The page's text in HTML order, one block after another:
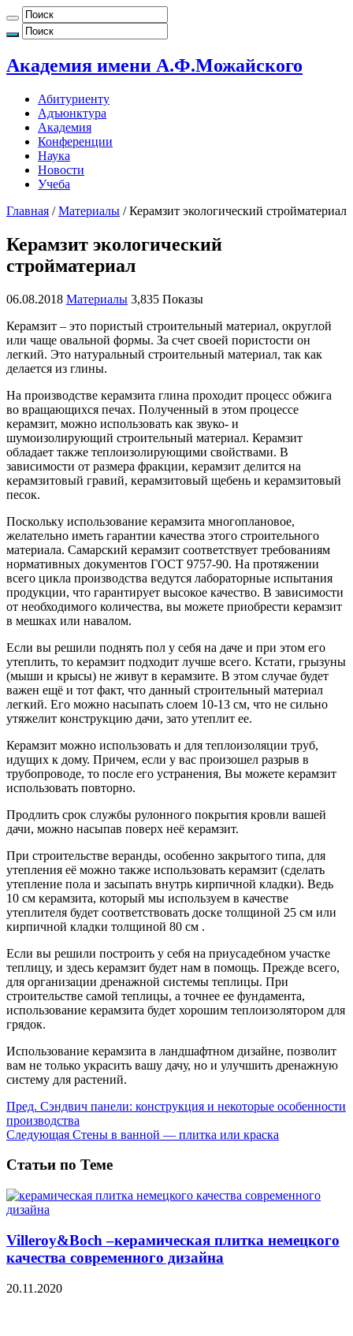
Академия имени А.Ф.Можайского
Абитуриенту
Адъюнктура
Академия
Конференции
Наука
Новости
Учеба
Главная / Материалы / Керамзит экологический стройматериал
Керамзит экологический
стройматериал
06.08.2018 Материалы 3,835 Показы
Керамзит – это пористый строительный материал, округлой
или чаще овальной формы. За счет своей пористости он
легкий. Это натуральный строительный материал, так как
делается из глины.
На производстве керамзита глина проходит процесс обжига
во вращающихся печах. Полученный в этом процессе
керамзит, можно использовать как звуко- и
шумоизолирующий строительный материал. Керамзит
обладает также теплоизолирующими свойствами. В
зависимости от размера фракции, керамзит делится на
керамзитовый гравий, керамзитовый щебень и керамзитовый
песок.
Поскольку использование керамзита многоплановое,
желательно иметь гарантии качества этого строительного
материала. Самарский керамзит соответствует требованиям
нормативных документов ГОСТ 9757-90. На протяжении
всего цикла производства ведутся лабораторные испытания
продукции, что гарантирует высокое качество. В зависимости
от необходимого количества, вы можете приобрести керамзит
в мешках или навалом.
Если вы решили поднять пол у себя на даче и при этом его
утеплить, то керамзит подходит лучше всего. Кстати, грызуны
(мыши и крысы) не живут в керамзите. В этом случае будет
важен ещё и тот факт, что данный строительный материал
легкий. Его можно насыпать слоем 10-13 см, что не сильно
утяжелит конструкцию дачи, зато утеплит ее.
Керамзит можно использовать и для теплоизоляции труб,
идущих к дому. Причем, если у вас произошел разрыв в
трубопроводе, то после его устранения, Вы можете керамзит
использовать повторно.
Продлить срок службы рулонного покрытия кровли вашей
дачи, можно насыпав поверх неё керамзит.
При строительстве веранды, особенно закрытого типа, для
утепления её можно также использовать керамзит (сделать
утепление пола и засыпать внутрь кирпичной кладки). Ведь
10 см керамзита, который мы используем в качестве
утеплителя будет соответствовать доске толщиной 25 см или
кирпичной кладки толщиной 80 см .
Если вы решили построить у себя на приусадебном участке
теплицу, и здесь керамзит будет нам в помощь. Прежде всего,
для организации дренажной системы теплицы. При
строительстве самой теплицы, а точнее ее фундамента,
использование керамзита будет хорошим теплоизолятором для
грядок.
Использование керамзита в ландшафтном дизайне, позволит
вам не только украсить вашу дачу, но и улучшить дренажную
систему для растений.
Пред. Сэндвич панели: конструкция и некоторые особенности
производства
Следующая Стены в ванной — плитка или краска
Статьи по Теме
Villeroy&Boсh –керамическая плитка немецкого
качества современного дизайна
20.11.2020